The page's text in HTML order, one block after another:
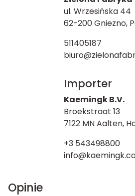
ul. Wrzesińska 44
62-200 Gniezno,
511405187
Importer
Kaemingk B.V.
Broekstraat 13
7122 MN Aalten,
+3 543498800
Opinie